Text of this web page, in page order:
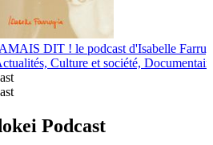
DIT ! le podcast d'Isabelle
Culture et société,
Podcast